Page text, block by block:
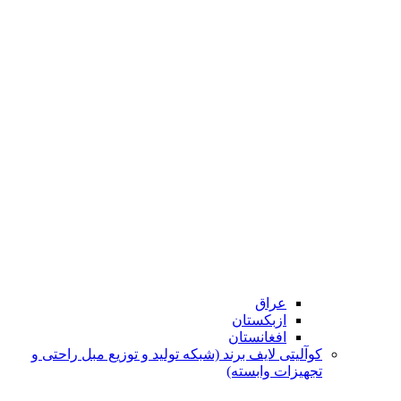
عراق
ازبکستان
افغانستان
کوآلیتی لایف برند (شبکه تولید و توزیع مبل راحتی و
تجهیزات وابسته)